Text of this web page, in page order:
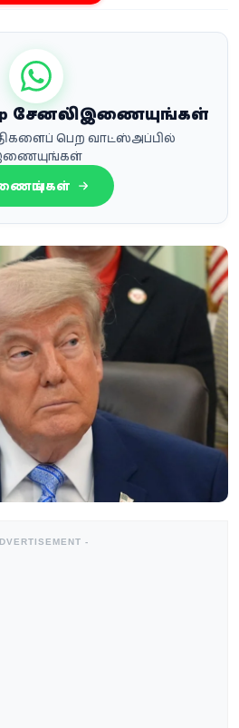
சேனலில் இணையுங்கள்
பெற வாட்ஸ்அப்பில்
-